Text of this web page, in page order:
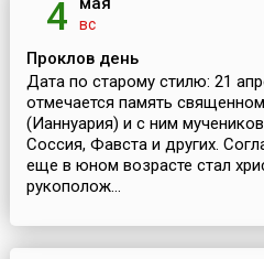
4 вс
Проклов день
Дата по старому стилю: 21
отмечается память
(Ианнуария) и с ним
Соссия, Фавста и других.
еще в юном возрасте стал
рукополож...